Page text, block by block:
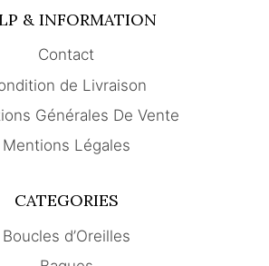
& INFORMATION
Contact
de Livraison
Générales De Vente
Mentions Légales
CATEGORIES
Boucles d’Oreilles